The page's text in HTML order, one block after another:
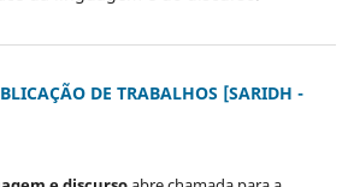
DE TRABALHOS [SARIDH -